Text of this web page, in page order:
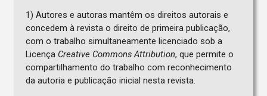
1) Autores e autoras mantêm os direitos autorais e
concedem à revista o direito de primeira publicação,
com o trabalho simultaneamente licenciado sob a
Licença Creative Commons Attribution, que permite o
compartilhamento do trabalho com reconhecimento
da autoria e publicação inicial nesta revista.